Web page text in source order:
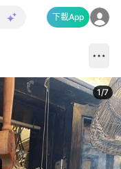
下載App
1/7